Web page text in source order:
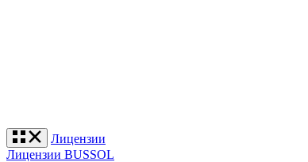
Лицензии
Лицензии BUSSOL